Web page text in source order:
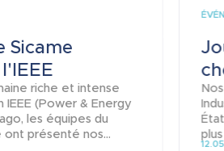
Sicame
riche et intense
IEEE (Power & Energy
les équipes du
ont présenté nos...